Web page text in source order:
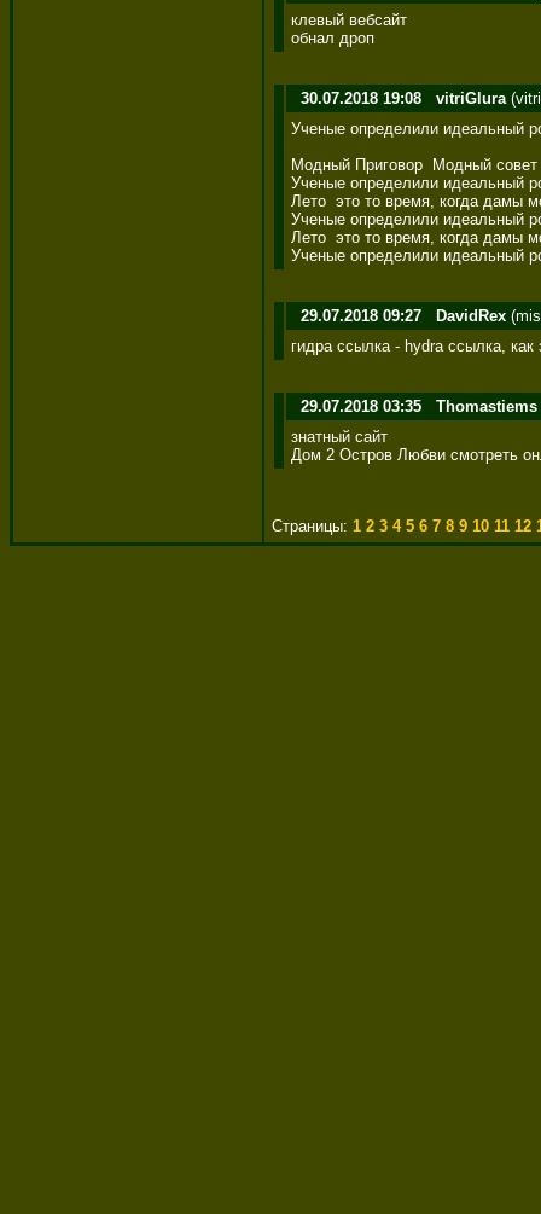
клевый вебсайт
обнал дроп
30.07.2018 19:08 vitriGlura
Ученые определили идеальный
Модный Приговор  Модный совет
Ученые определили идеальный
Лето  это то время, когда дамы
Ученые определили идеальный
Лето  это то время, когда дамы
Ученые определили идеальный
29.07.2018 09:27 DavidRex
гидра ссылка - hydra ссылка, как
29.07.2018 03:35 Thomastiems
знатный сайт
Дом 2 Остров Любви смотреть
Страницы: 1 2 3 4 5 6 7 8 9 10 11 12